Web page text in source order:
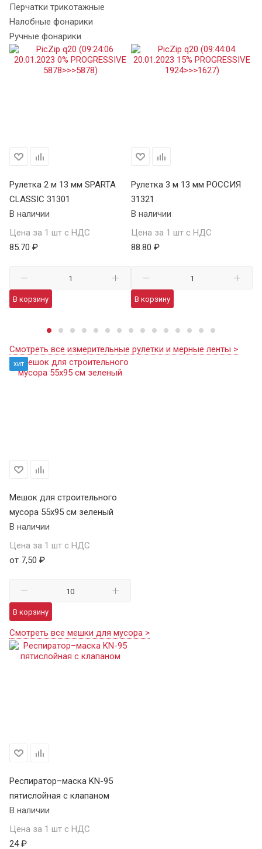
Перчатки трикотажные
Налобные фонарики
Ручные фонарики
Рулетка 2 м 13 мм SPARTA
CLASSIC 31301
В наличии
Цена за 1 шт с НДС
85.70 ₽
В корзину
Рулетка 3 м 13 мм РОССИЯ
31321
В наличии
Цена за 1 шт с НДС
88.80 ₽
В корзину
Смотреть все измерительные рулетки и мерные ленты >
хит
Мешок для строительного
мусора 55х95 см зеленый
В наличии
Цена за 1 шт с НДС
от 7,50 ₽
В корзину
Смотреть все мешки для мусора >
Респиратор–маска KN-95
пятислойная с клапаном
В наличии
Цена за 1 шт с НДС
24 ₽